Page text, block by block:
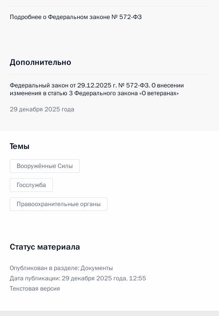
Подробнее о Федеральном законе № 572-ФЗ
Дополнительно
Федеральный закон от 29.12.2025 г. № 572-ФЗ. О внесении
изменения в статью 3 Федерального закона «О ветеранах»
29 декабря 2025 года
Темы
Вооружённые Силы
Госслужба
Правоохранительные органы
Статус материала
Опубликован в разделе:Документы
Дата публикации:29 декабря 2025 года, 12:55
Текстовая версия